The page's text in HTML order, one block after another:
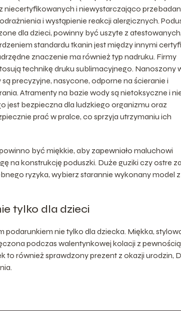
niecertyfikowanych i niewystarczająco
i wystąpienie reakcji alergicznych.
dla dzieci, powinny być uszyte z atestowanych,
standardu tkanin jest między innymi
znaczenie ma również typ nadruku. Firmy
technikę druku sublimacyjnego. Nanoszony
precyzyjne, nasycone, odporne na ścieranie i
Atramenty na bazie wody są nietoksyczne i
jest bezpieczna dla ludzkiego organizmu oraz
prać w pralce, co sprzyja utrzymaniu ich
być miękkie, aby zapewniało maluchowi
na konstrukcję poduszki. Duże guziki czy ostre
ryzyka, wybierz starannie wykonany model z
tylko dla dzieci
nie tylko dla dziecka. Miękka,
podczas walentynkowej kolacji z pewnością
to również sprawdzony prezent z okazji urodzin,